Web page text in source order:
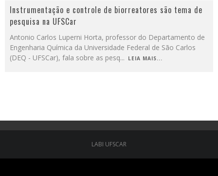
Instrumentação e controle de biorreatores são tema de
pesquisa na UFSCar
Antonio Carlos Luperni Horta, professor do Departamento de
Engenharia Química da Universidade Federal de São Carlos
(DEQ - UFSCar), fala sobre as pesq... LEIA MAIS...
LABI UFSCAR